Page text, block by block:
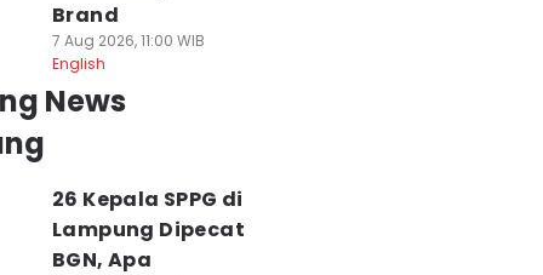
Brand
7 Aug 2026, 11:00 WIB
English
News
26 Kepala SPPG di
Lampung Dipecat
BGN, Apa